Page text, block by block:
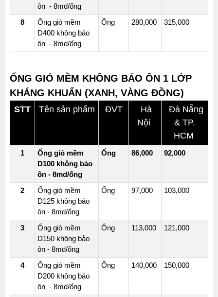
MỀM
BẠT
TARPAULIN
LỚP
ỐNG
10MD
ÔN
ỐNG
MỀM
FIBER
GLASS
1
LỚP
KHÔNG
BẢO
ôn - 8md/ống
8
Ống gió mềm
D400 không bảo
ôn - 8md/ống
Ống 280,000 315,000
ỐNG GIÓ MỀM KHÔNG BẢO ÔN 1 LỚP
KHÁNG KHUẨN (XANH, VÀNG ĐỒNG)
STT Tên sản phẩm ĐVT
Hà
Nội
Đà Nẵng
& TP.
HCM
1
Ống gió mềm
D100 không bảo
ôn - 8md/ống
Ống 86,000 92,000
2
Ống gió mềm
D125 không bảo
ôn - 8md/ống
Ống 97,000 103,000
3
Ống gió mềm
D150 không bảo
ôn - 8md/ống
Ống 113,000 121,000
4
Ống gió mềm
D200 không bảo
ôn - 8md/ống
Ống 140,000 150,000